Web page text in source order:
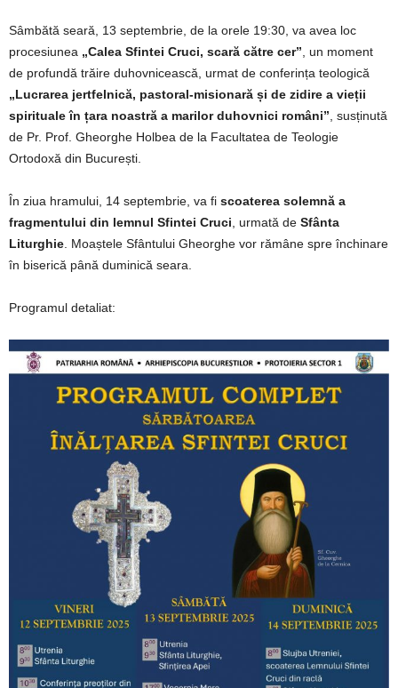
Sâmbătă seară, 13 septembrie, de la orele 19:30, va avea loc
procesiunea „Calea Sfintei Cruci, scară către cer”, un moment
de profundă trăire duhovnicească, urmat de conferința teologică
„Lucrarea jertfelnică, pastoral-misionară și de zidire a vieții
spirituale în țara noastră a marilor duhovnici români”, susținută
de Pr. Prof. Gheorghe Holbea de la Facultatea de Teologie
Ortodoxă din București.
În ziua hramului, 14 septembrie, va fi scoaterea solemnă a
fragmentului din lemnul Sfintei Cruci, urmată de Sfânta
Liturghie. Moaștele Sfântului Gheorghe vor rămâne spre închinare
în biserică până duminică seara.
Programul detaliat: